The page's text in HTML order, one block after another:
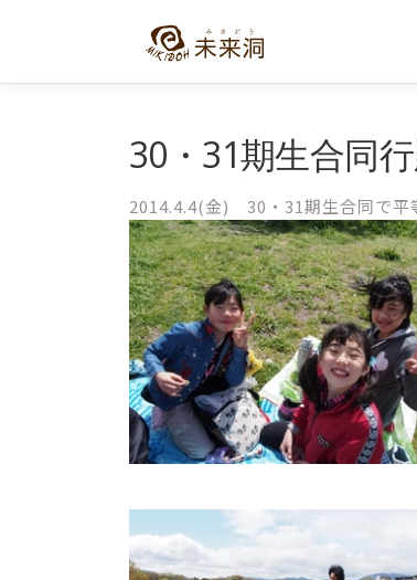
ン
30・31期生合同
2014.4.4(金) 30・31期生合同で平